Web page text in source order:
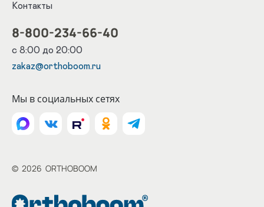
Контакты
8-800-234-66-40
с 8:00 до 20:00
zakaz@orthoboom.ru
Мы в социальных сетях
© 2026 ORTHOBOOM